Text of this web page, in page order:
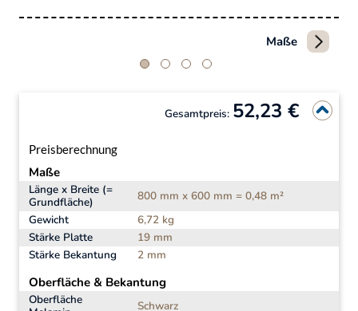
Maße
Gesamtpreis: 52,23 €
Preisberechnung
Maße
Länge x Breite (=
Grundfläche)
800 mm x 600 mm = 0,48 m²
Gewicht
6,72 kg
Stärke Platte
19 mm
Stärke Bekantung
2 mm
Oberfläche & Bekantung
Oberfläche
Schwarz